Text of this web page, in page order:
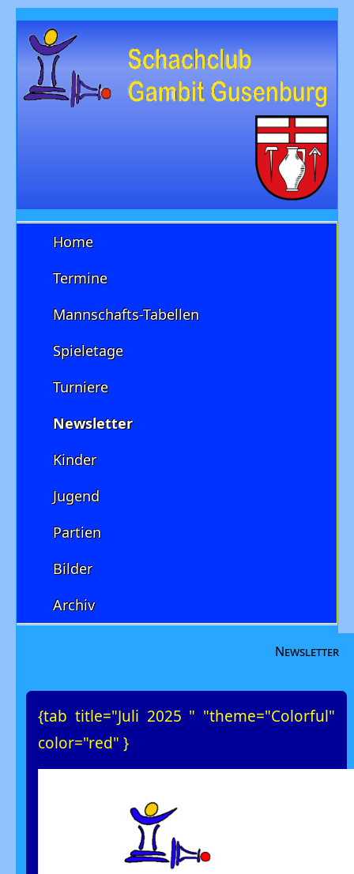
Home
Termine
Mannschafts-Tabellen
Spieletage
Turniere
Newsletter
Kinder
Jugend
Partien
Bilder
Archiv
Newsletter
{tab title="Juli 2025 " "theme="Colorful"
color="red" }